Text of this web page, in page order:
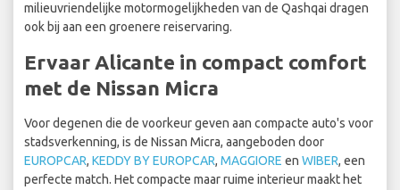
milieuvriendelijke motormogelijkheden van de Qashqai dragen
ook bij aan een groenere reiservaring.
Ervaar Alicante in compact comfort
met de Nissan Micra
Voor degenen die de voorkeur geven aan compacte auto's voor
stadsverkenning, is de Nissan Micra, aangeboden door
EUROPCAR, KEDDY BY EUROPCAR, MAGGIORE en WIBER, een
perfecte match. Het compacte maar ruime interieur maakt het